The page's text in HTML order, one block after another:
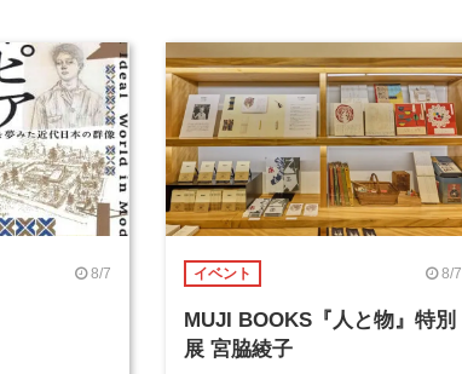
8/7 イベント 8/7
MUJI BOOKS『人と物』特別
展 宮脇綾子